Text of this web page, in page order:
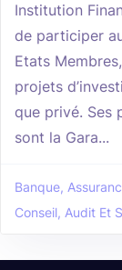
Institution
de participer
Etats
projets
que privé. Ses
sont la Gara...
Banque,
Conseil, Audit Et